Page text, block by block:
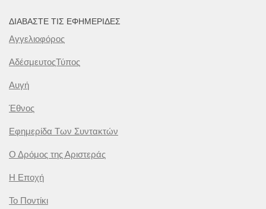
ΔΙΑΒΆΣΤΕ ΤΙΣ ΕΦΗΜΕΡΊΔΕΣ
Αγγελιοφόρος
ΑδέσμευτοςΤύπος
Αυγή
Έθνος
Εφημερίδα Των Συντακτών
Ο Δρόμος της Αριστεράς
Η Εποχή
Το Ποντίκι